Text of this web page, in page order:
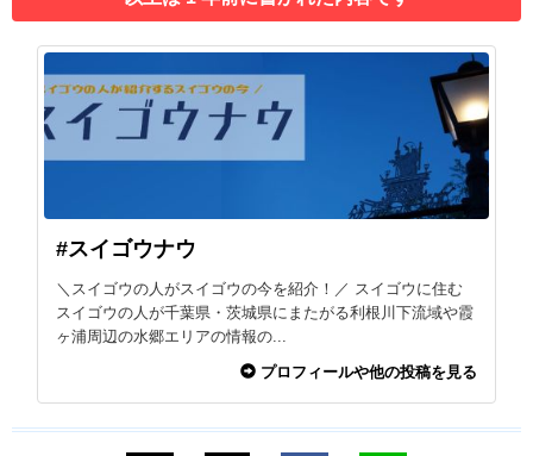
#スイゴウナウ
＼スイゴウの人がスイゴウの今を紹介！／ スイゴウに住む
スイゴウの人が千葉県・茨城県にまたがる利根川下流域や霞
ヶ浦周辺の水郷エリアの情報の...
プロフィールや他の投稿を見る